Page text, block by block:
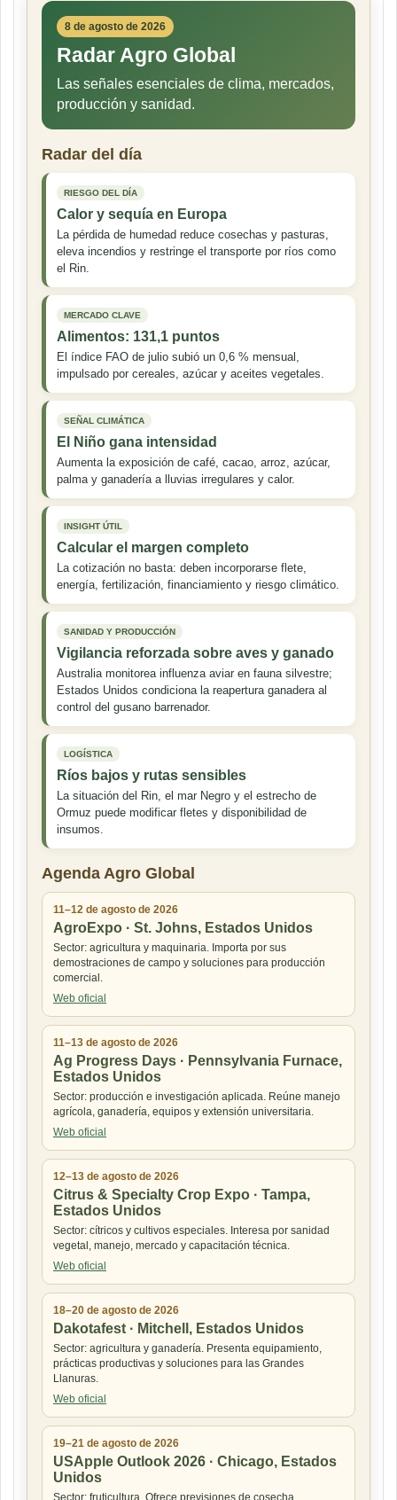
8 de agosto de 2026
Radar Agro Global
Las señales esenciales de clima, mercados,
producción y sanidad.
Radar del día
RIESGO DEL DÍA
Calor y sequía en Europa
La pérdida de humedad reduce cosechas y pasturas,
eleva incendios y restringe el transporte por ríos como
el Rin.
MERCADO CLAVE
Alimentos: 131,1 puntos
El índice FAO de julio subió un 0,6 % mensual,
impulsado por cereales, azúcar y aceites vegetales.
SEÑAL CLIMÁTICA
El Niño gana intensidad
Aumenta la exposición de café, cacao, arroz, azúcar,
palma y ganadería a lluvias irregulares y calor.
INSIGHT ÚTIL
Calcular el margen completo
La cotización no basta: deben incorporarse flete,
energía, fertilización, financiamiento y riesgo climático.
SANIDAD Y PRODUCCIÓN
Vigilancia reforzada sobre aves y ganado
Australia monitorea influenza aviar en fauna silvestre;
Estados Unidos condiciona la reapertura ganadera al
control del gusano barrenador.
LOGÍSTICA
Ríos bajos y rutas sensibles
La situación del Rin, el mar Negro y el estrecho de
Ormuz puede modificar fletes y disponibilidad de
insumos.
Agenda Agro Global
11–12 de agosto de 2026
AgroExpo · St. Johns, Estados Unidos
Sector: agricultura y maquinaria. Importa por sus
demostraciones de campo y soluciones para producción
comercial.
Web oficial
11–13 de agosto de 2026
Ag Progress Days · Pennsylvania Furnace,
Estados Unidos
Sector: producción e investigación aplicada. Reúne manejo
agrícola, ganadería, equipos y extensión universitaria.
Web oficial
12–13 de agosto de 2026
Citrus & Specialty Crop Expo · Tampa,
Estados Unidos
Sector: cítricos y cultivos especiales. Interesa por sanidad
vegetal, manejo, mercado y capacitación técnica.
Web oficial
18–20 de agosto de 2026
Dakotafest · Mitchell, Estados Unidos
Sector: agricultura y ganadería. Presenta equipamiento,
prácticas productivas y soluciones para las Grandes
Llanuras.
Web oficial
19–21 de agosto de 2026
USApple Outlook 2026 · Chicago, Estados
Unidos